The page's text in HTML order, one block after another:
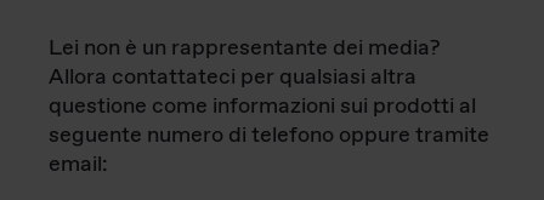
Lei non è un rappresentante dei media?
Allora contattateci per qualsiasi altra
questione come informazioni sui prodotti al
seguente numero di telefono oppure tramite
email: